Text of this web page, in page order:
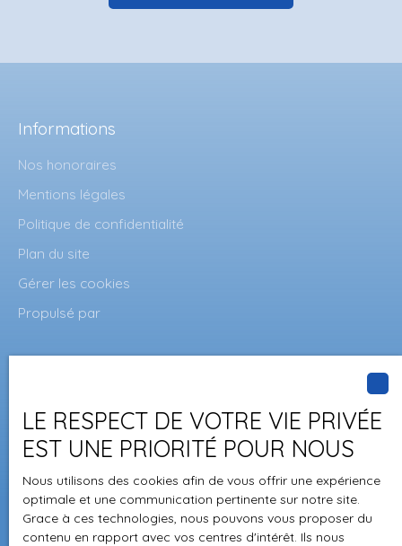
Informations
Nos honoraires
Mentions légales
Politique de confidentialité
Plan du site
Gérer les cookies
Propulsé par
+33 4 75 08 74 22
52, avenue Maréchal Foch
07300 TOURNON SUR RHÔNE
LE RESPECT DE VOTRE VIE PRIVÉE
EST UNE PRIORITÉ POUR NOUS
Nous utilisons des cookies afin de vous offrir une expérience
optimale et une communication pertinente sur notre site.
Grace à ces technologies, nous pouvons vous proposer du
contenu en rapport avec vos centres d'intérêt. Ils nous